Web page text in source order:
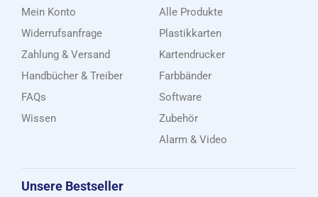
Mein Konto
Widerrufsanfrage
Zahlung & Versand
Handbücher & Treiber
FAQs
Wissen
Alle Produkte
Plastikkarten
Kartendrucker
Farbbänder
Software
Zubehör
Alarm & Video
Unsere Bestseller